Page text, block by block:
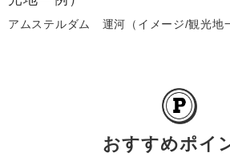
アムステルダム 運河（イメージ/観光地
おすすめポイ